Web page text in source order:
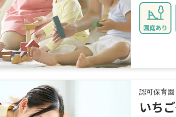
園庭あり
認可保育
いち